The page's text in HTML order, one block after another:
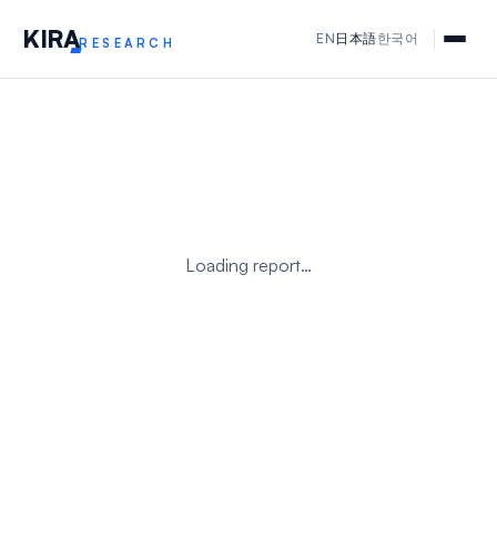
KIRARESEARCH EN 日本語한국어
Loading report…